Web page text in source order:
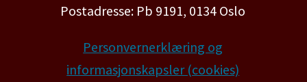
Postadresse: Pb 9191, 0134 Oslo
Personvernerklæring og
informasjonskapsler (cookies)